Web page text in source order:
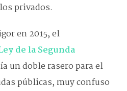
privados.
en 2015, el
de la Segunda
un doble rasero para el
públicas, muy confuso